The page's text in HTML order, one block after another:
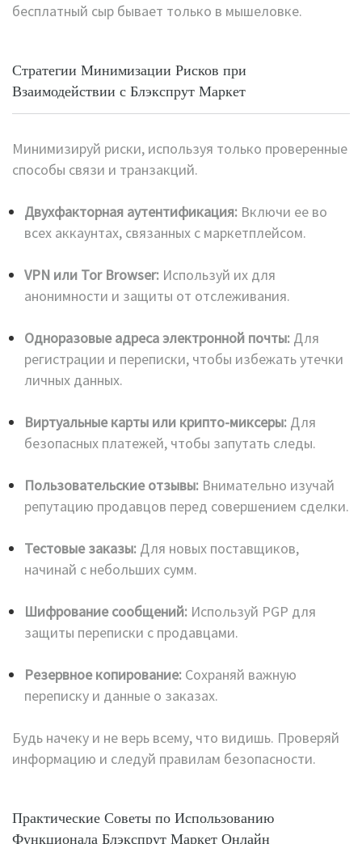
бесплатный сыр бывает только в мышеловке.
Стратегии Минимизации Рисков при
Взаимодействии с Блэкспрут Маркет
Минимизируй риски, используя только проверенные
способы связи и транзакций.
Двухфакторная аутентификация: Включи ее во
всех аккаунтах, связанных с маркетплейсом.
VPN или Tor Browser: Используй их для
анонимности и защиты от отслеживания.
Одноразовые адреса электронной почты: Для
регистрации и переписки, чтобы избежать утечки
личных данных.
Виртуальные карты или крипто-миксеры: Для
безопасных платежей, чтобы запутать следы.
Пользовательские отзывы: Внимательно изучай
репутацию продавцов перед совершением сделки.
Тестовые заказы: Для новых поставщиков,
начинай с небольших сумм.
Шифрование сообщений: Используй PGP для
защиты переписки с продавцами.
Резервное копирование: Сохраняй важную
переписку и данные о заказах.
Будь начеку и не верь всему, что видишь. Проверяй
информацию и следуй правилам безопасности.
Практические Советы по Использованию
Функционала Блэкспрут Маркет Онлайн